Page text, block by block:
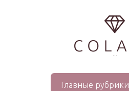
...
Главные рубрики